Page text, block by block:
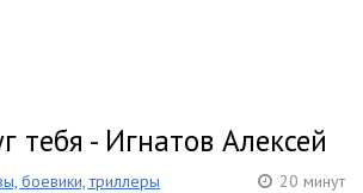
тебя - Игнатов Алексей
боевики, триллеры 20 минут